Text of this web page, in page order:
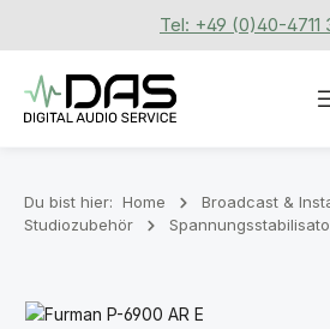
Zum Hauptinhalt springenTel: +49 (0)40-4711
Du bist hier: Home
Broadcast &
Studiozubehör
Bildergalerie überspringen